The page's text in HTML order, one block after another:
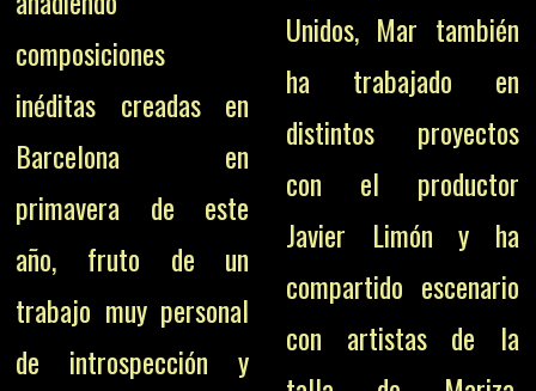
composiciones
inéditas creadas en
Barcelona en
primavera de este
año, fruto de un
trabajo muy personal
de introspección y
Unidos, Mar también
ha trabajado en
distintos proyectos
con el productor
Javier Limón y ha
compartido escenario
con artistas de la